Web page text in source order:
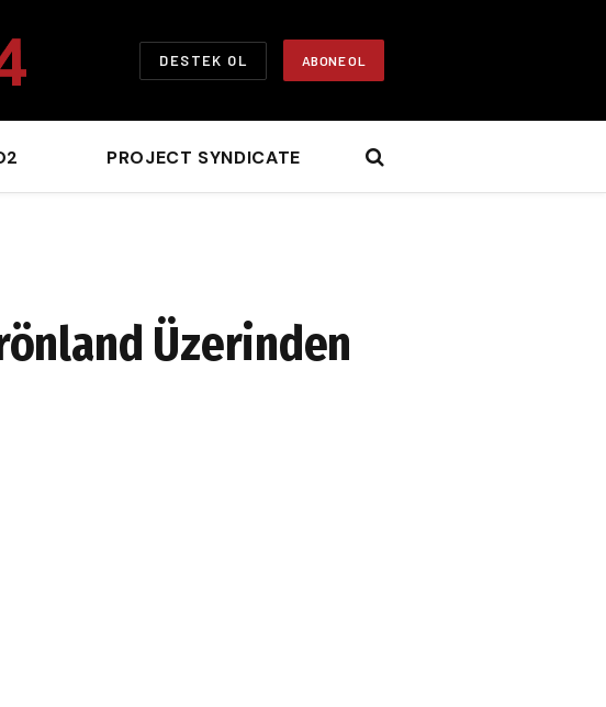
DESTEK OL ABONE OL
PROJECT SYNDICATE
Üzerinden